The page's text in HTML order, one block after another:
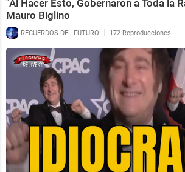
"Al Hacer Esto, Gobernaron a Toda la
Mauro Biglino
RECUERDOS DEL FUTURO | 172 Reproducciones